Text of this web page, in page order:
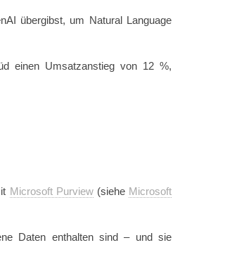
übergibst, um Natural Language
einen Umsatzanstieg von 12 %,
Microsoft Purview(siehe Microsoft
Daten enthalten sind – und sie